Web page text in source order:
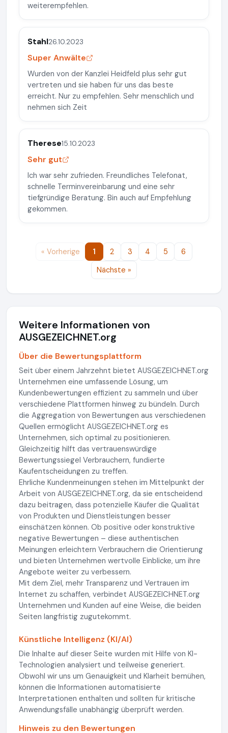
weiterempfehlen.
Stahl26.10.2023
Super Anwälte
Wurden von der Kanzlei Heidfeld plus sehr gut
vertreten und sie haben für uns das beste
erreicht. Nur zu empfehlen. Sehr menschlich und
nehmen sich Zeit
Therese15.10.2023
Sehr gut
Ich war sehr zufrieden. Freundliches Telefonat,
schnelle Terminvereinbarung und eine sehr
tiefgründige Beratung. Bin auch auf Empfehlung
gekommen.
« Vorherige 1 2 3 4 5
6
Nächste »
Weitere Informationen von
AUSGEZEICHNET.org
Über die Bewertungsplattform
Seit über einem Jahrzehnt bietet AUSGEZEICHNET.org
Unternehmen eine umfassende Lösung, um
Kundenbewertungen effizient zu sammeln und über
verschiedene Plattformen hinweg zu bündeln. Durch
die Aggregation von Bewertungen aus verschiedenen
Quellen ermöglicht AUSGEZEICHNET.org es
Unternehmen, sich optimal zu positionieren.
Gleichzeitig hilft das vertrauenswürdige
Bewertungssiegel Verbrauchern, fundierte
Kaufentscheidungen zu treffen.
Ehrliche Kundenmeinungen stehen im Mittelpunkt der
Arbeit von AUSGEZEICHNET.org, da sie entscheidend
dazu beitragen, dass potenzielle Käufer die Qualität
von Produkten und Dienstleistungen besser
einschätzen können. Ob positive oder konstruktive
negative Bewertungen – diese authentischen
Meinungen erleichtern Verbrauchern die Orientierung
und bieten Unternehmen wertvolle Einblicke, um ihre
Angebote weiter zu verbessern.
Mit dem Ziel, mehr Transparenz und Vertrauen im
Internet zu schaffen, verbindet AUSGEZEICHNET.org
Unternehmen und Kunden auf eine Weise, die beiden
Seiten langfristig zugutekommt.
Künstliche Intelligenz (KI/AI)
Die Inhalte auf dieser Seite wurden mit Hilfe von KI-
Technologien analysiert und teilweise generiert.
Obwohl wir uns um Genauigkeit und Klarheit bemühen,
können die Informationen automatisierte
Interpretationen enthalten und sollten für kritische
Anwendungsfälle unabhängig überprüft werden.
Hinweis zu den Bewertungen